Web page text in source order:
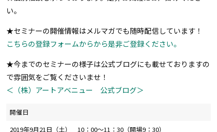
い。
★セミナーの開催情報はメルマガでも随時配信しています！
こちらの登録フォームからから是非ご登録ください。
★今までのセミナーの様子は公式ブログにも載せておりますの
で雰囲気をご覧くださいませ！
＜（株）アートアベニュー 公式ブログ＞
開催日
2019年9月21日（土） 10：00～11：30（開場9：30）